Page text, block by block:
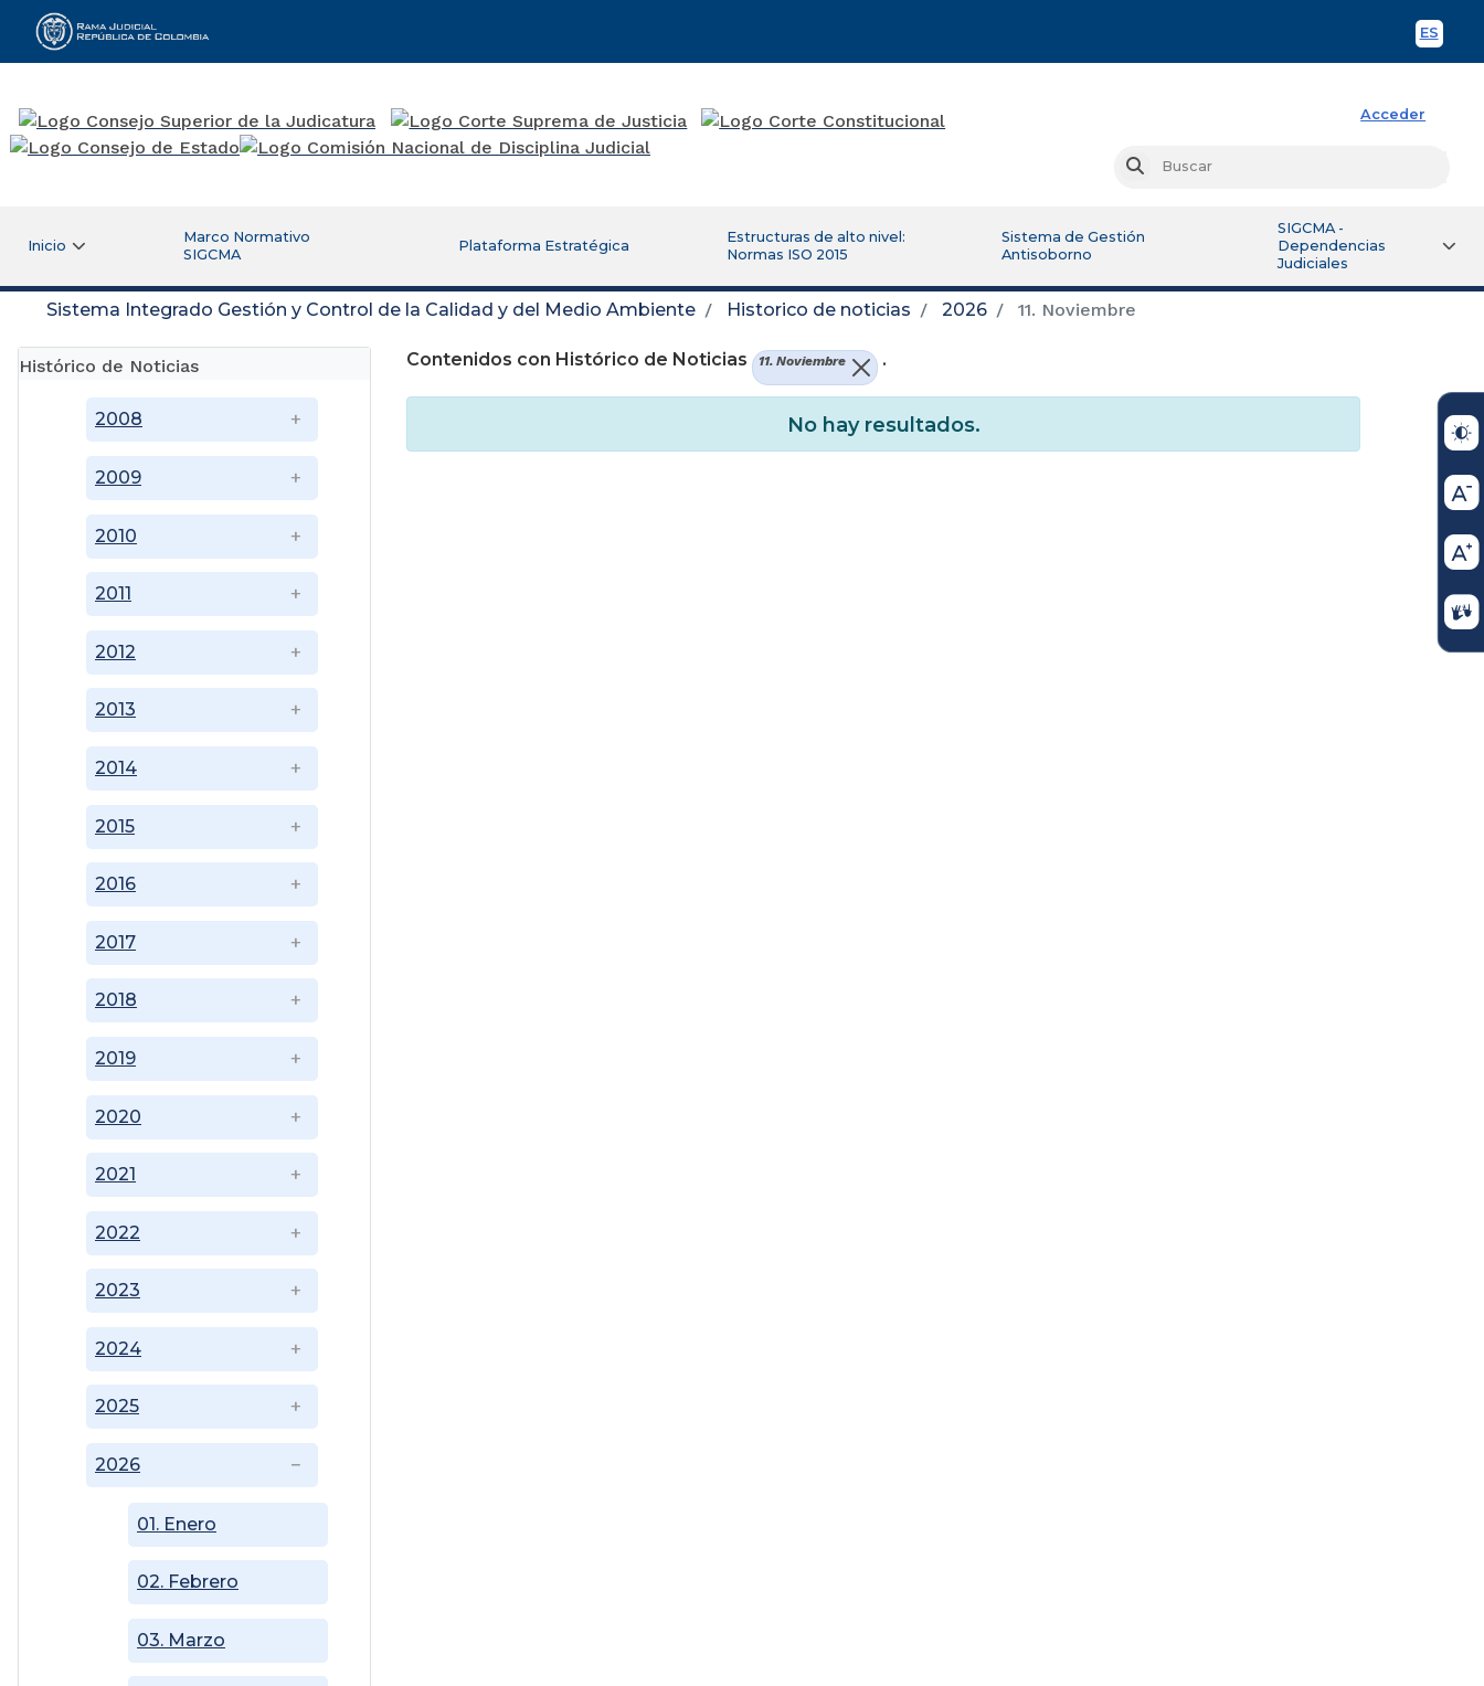
ES
Rama Judicial
Acceder
Buscar
Inicio
Marco Normativo
SIGCMA
Plataforma Estratégica
Estructuras de alto nivel:
Normas ISO 2015
Sistema de Gestión
Antisoborno
SIGCMA -
Dependencias
Judiciales
Sistema Integrado Gestión y Control de la Calidad y del Medio Ambiente Historico de noticias 2026 11. Noviembre
Histórico de Noticias
2008
2009
2010
2011
2012
2013
2014
2015
2016
2017
2018
2019
2020
2021
2022
2023
2024
2025
2026
01. Enero
02. Febrero
03. Marzo
Contenidos con Histórico de Noticias 11. Noviembre .
No hay resultados.